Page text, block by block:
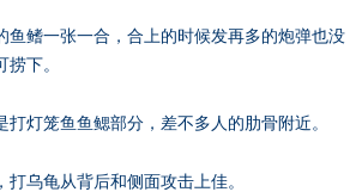
鳍一张一合，合上的时候发再多的炮弹也没
下。
灯笼鱼鱼鳃部分，差不多人的肋骨附近。
乌龟从背后和侧面攻击上佳。